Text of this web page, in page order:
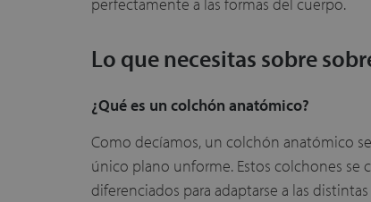
Lo que necesitas sobre
¿Qué es un colchón anatómico?
Como decíamos, un colchón anatómico
único plano unforme. Estos colchones se
diferenciados para adaptarse a las